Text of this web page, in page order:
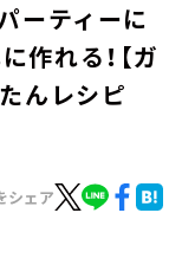
ーティーに
作れる！【ガ
んレシピ
シェア